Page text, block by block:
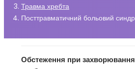
Травма хребта
Посттравматичний больовий
Обстеження при